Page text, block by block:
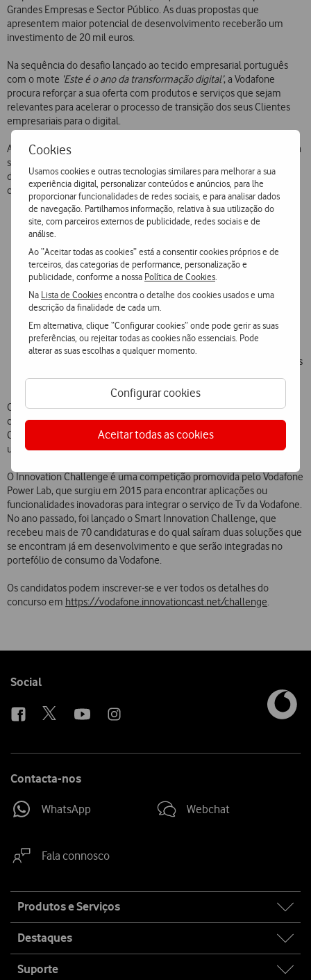
Cookies
Usamos cookies e outras tecnologias similares para melhorar a sua
experiência digital, personalizar conteúdos e anúncios, para lhe
proporcionar funcionalidades de redes sociais, e para analisar dados
de navegação. Partilhamos informação, relativa à sua utilização do
site, com parceiros externos de publicidade, redes sociais e de
análise.
Ao “Aceitar todas as cookies” está a consentir cookies próprios e de
terceiros, das categorias de performance, personalização e
publicidade, conforme a nossa Política de Cookies
Na Lista de Cookiesencontra o detalhe dos cookies usados e uma
descrição da finalidade de cada um.
Em alternativa, clique “Configurar cookies” onde pode gerir as suas
preferências, ou rejeitar todas as cookies não essenciais. Pode
alterar as suas escolhas a qualquer momento.
Configurar cookies
Aceitar todas as cookies
Grandes Empresas e Sector Público. As duas propostas que
apresentem maior potencial de desenvolvimento receberão um
investimento de 20 mil euros.
Na sequência do desafio lançado ao tecido empresarial português
com o mote ‘Este é o ano da transformação digital’, a Vodafone
procura reforçar a sua oferta com produtos e serviços que sejam
relevantes para acelerar o processo de transição dos seus Clientes
empresariais para o digital.
As candidaturas, a decorrer até ao dia 29 de junho, estão abertas para
startups nacionais e/ou outras empresas de base tecnológica que
desenvolvam projetos assentes numa ou várias das seguintes
categorias:
Cibersegurança– Soluções que melhorem a segurança de
sistemas tecnológicos, tais como a privacidade de dados
pessoais, segurança em IoT, Blockchain, identificação de
indivíduos com dados biométricos, entre outros;
Internet of Things (IoT)– Soluções inteligentes que possam
ser integradas na atividade diária das empresas, aplicadas a
edifícios, veículos, bens e pessoas, e assentes em eficiência,
segurança, vigilância, gestão de equipas, entre outros;
Inteligência Artificial– Soluções que tirem partido de
softwares com capacidade de se desenvolverem e
aprenderem autonomamente, tais como ChatBots, assistentes
virtuais, entre outros.
Os finalistas terão de apresentar as suas ideias ao júri do concurso,
composto por quadros da Vodafone, num evento que terá lugar no
Centro Cultural de Belém, no dia 10 de julho. Os vencedores terão
um prazo de seis a doze meses para desenvolver as suas soluções.
O Innovation Challenge é uma competição promovida pelo Vodafone
Power Lab, que surgiu em 2015 para encontrar aplicações ou
funcionalidades inovadoras para integrar o serviço de Tv da Vodafone.
No ano passado, foi lançado o Smart Innovation Challenge, que
recebeu mais de 70 candidaturas e do qual saíram duas soluções que
se encontram já em desenvolvimento e que serão integradas no
portefólio de consumo da Vodafone.
Os candidatos podem inscrever-se e ver todos os detalhes do
concurso em https://vodafone.innovationcast.net/challenge.
Follow
Social
Contacta-nos
WhatsApp Webchat
Fala connosco
map
Produtos e Serviços
Destaques
Suporte